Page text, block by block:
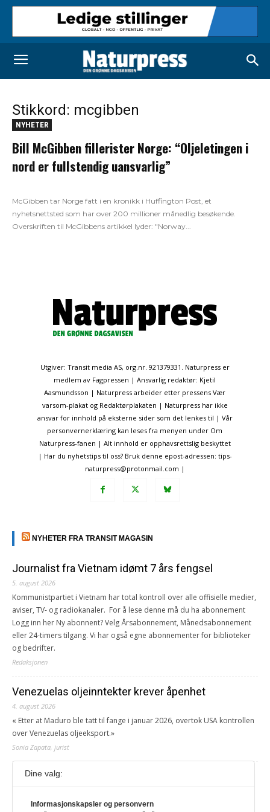
Stikkord: mcgibben
NYHETER
Bill McGibben fillerister Norge: “Oljeletingen i
nord er fullstendig uansvarlig”
McGibben tar Norge fatt i en kronikk i Huffington Post, et
nyhetsnettsted som har over 200 millioner månedlig besøkende.
Overskriften til McGibbens artikkel lyder: "Norway...
Utgiver: Transit media AS, org.nr. 921379331. Naturpress er
medlem av Fagpressen | Ansvarlig redaktør: Kjetil
Aasmundsson | Naturpress arbeider etter pressens Vær
varsom-plakat og Redaktørplakaten | Naturpress har ikke
ansvar for innhold på eksterne sider som det lenkes til | Vår
personvernerklæring kan leses fra menyen under Om
Naturpress-fanen | Alt innhold er opphavsrettslig beskyttet
| Har du nyhetstips til oss? Bruk denne epost-adressen: tips-
naturpress@protonmail.com |
NYHETER FRA TRANSIT MAGASIN
Journalist fra Vietnam idømt 7 års fengsel
5. august 2026
Kommunistpartiet i Vietnam har total kontroll over alle offisielle medier,
aviser, TV- og radiokanaler. For å lese denne må du ha abonnement
Logg inn her Ny abonnent? Velg Årsabonnement, Månedsabonnement
eller 24-timers tilgang. Vi har også egne abonnementer for biblioteker
og bedrifter.
Redaksjonen
Venezuelas oljeinntekter krever åpenhet
4. august 2026
« Etter at Maduro ble tatt til fange i januar 2026, overtok USA kontrollen
over Venezuelas oljeeksport.»
Sonia Zapata, jurist
117,8 millioner er på flukt, en nedgang fra forrige
1. august 2026
Dine valg:
Informasjonskapsler og personvern